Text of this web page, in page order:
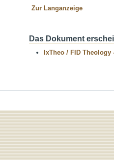
Zur Langanzeige
Das Dokument
IxTheo / FID Theology